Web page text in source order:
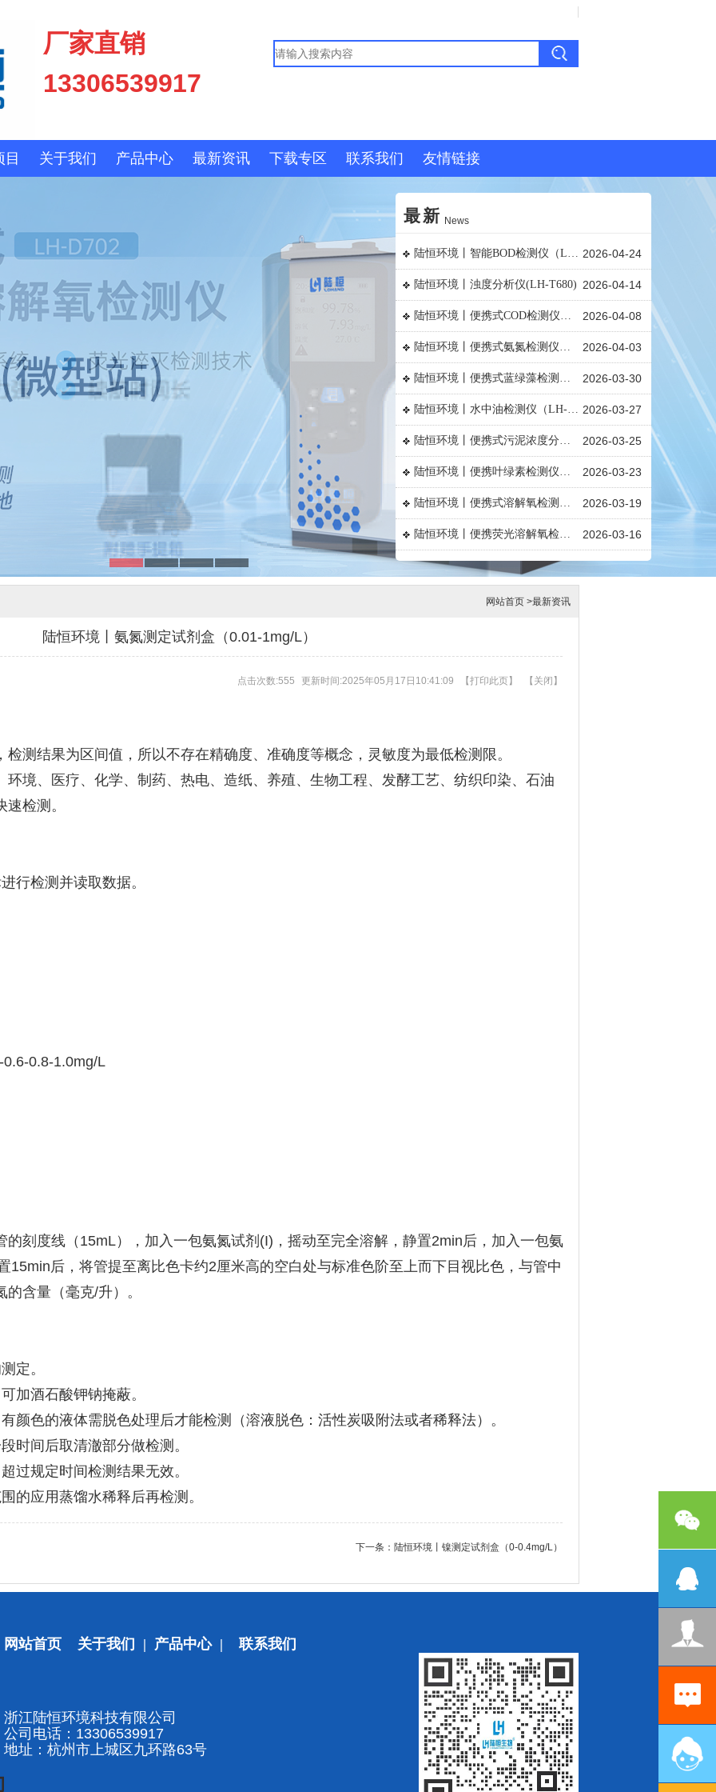
厂家直销
13306539917
目 关于我们 产品中心 最新资讯 下载专区 联系我们 友情链接
最新 News
多参数水质分析仪（57项全参数）LH-T760 2026-05-15
陆恒环境丨浊度分析仪(LH-T680) 2026-04-14
陆恒环境丨便携式COD检测仪（LH-B580） 2026-04-08
陆恒环境丨便携式氨氮检测仪（LH-B580） 2026-04-03
陆恒环境丨便携式蓝绿藻检测仪（LH-B580） 2026-03-30
陆恒环境丨水中油检测仪（LH-B580） 2026-03-27
陆恒环境丨便携式污泥浓度分析仪（LH-B580） 2026-03-25
陆恒环境丨便携叶绿素检测仪（LH-B580） 2026-03-23
陆恒环境丨便携式溶解氧检测仪（LH-D701） 2026-03-19
陆恒环境丨便携荧光溶解氧检测仪（LH-D702） 2026-03-16
陆恒环境丨便携式水质检测仪LH-M900（45参数） 2026-03-09
陆恒环境丨便携式色度检测仪（LH-M900）
网站首页>最新资讯
陆恒环境丨氨氮测定试剂盒（0.01-1mg/L）
点击次数:555 更新时间:2025年05月17日10:41:09 【打印此页】 【 关闭 】
测结果为区间值，所以不存在精确度、准确度等概念，灵敏度为最低检测限。
境、医疗、化学、制药、热电、造纸、养殖、生物工程、发酵工艺、纺织印染、石油
检测。
行检测并读取数据。
0.8-1.0mg/L
刻度线（15mL），加入一包氨氮试剂(I)，摇动至完全溶解，静置2min后，加入一包氨
15min后，将管提至离比色卡约2厘米高的空白处与标准色阶至上而下目视比色，与管中
含量（毫克/升）。
定。
加酒石酸钾钠掩蔽。
颜色的液体需脱色处理后才能检测（溶液脱色：活性炭吸附法或者稀释法）。
时间后取清澈部分做检测。
过规定时间检测结果无效。
的应用蒸馏水稀释后再检测。
下一条： 陆恒环境丨镍测定试剂盒（0-0.4mg/L）
网站首页 关于我们 | 产品中心| 联系我们
浙江陆恒环境科技有限公司
公司电话：13306539917
地址：杭州市上城区九环路63号